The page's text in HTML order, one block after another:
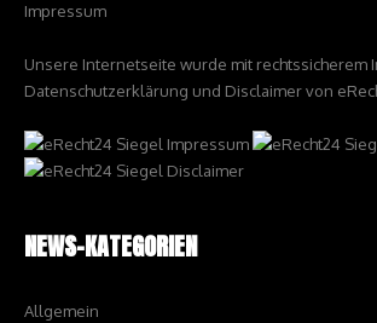
Impressum
Unsere Internetseite wurde mit rechtssicherem
Datenschutzerklärung und Disclaimer von
NEWS-KATEGORIEN
Allgemein